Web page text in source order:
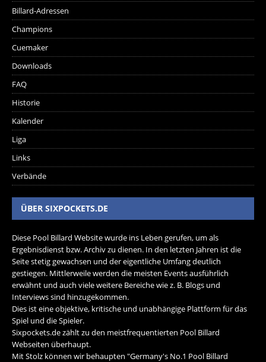
Billard-Adressen
Champions
Cuemaker
Downloads
FAQ
Historie
Kalender
Liga
Links
Verbände
ÜBER SIXPOCKETS.DE
Diese Pool Billard Website wurde ins Leben gerufen, um als
Ergebnisdienst bzw. Archiv zu dienen. In den letzten Jahren ist die
Seite stetig gewachsen und der eigentliche Umfang deutlich
gestiegen. Mittlerweile werden die meisten Events ausführlich
erwähnt und auch viele weitere Bereiche wie z. B. Blogs und
Interviews sind hinzugekommen.
Dies ist eine objektive, kritische und unabhängige Plattform für das
Spiel und die Spieler.
Sixpockets.de zählt zu den meistfrequentierten Pool Billard
Webseiten überhaupt.
Mit Stolz können wir behaupten "Germany's No.1 Pool Billard